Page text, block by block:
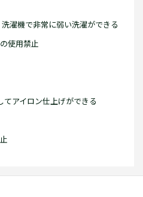
濯機で非常に弱い洗濯ができる
使用禁止
アイロン仕上げができる